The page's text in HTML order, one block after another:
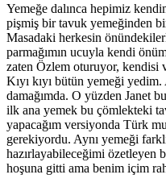
Yemeğe dalınca hepimiz
pişmiş bir tavuk yemeğinden
Masadaki herkesin
parmağımın ucuyla kendi
zaten Özlem oturuyor, kendisi
Kıyı kıyı bütün yemeği
damağımda. O yüzden Janet
ilk ana yemek bu çömlekteki
yapacağım versiyonda Türk
gerekiyordu. Aynı yemeği
hazırlayabileceğimi özetleyen
hoşuna gitti ama benim içim